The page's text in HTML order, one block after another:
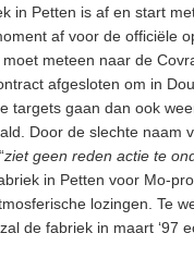
in Petten is af en start
af voor de officiële
meteen naar de
afgesloten om in
targets gaan dan ook
Door de slechte naam
ziet geen reden actie te
in Petten voor Mo-
lozingen. Te
de fabriek in maart ‘97